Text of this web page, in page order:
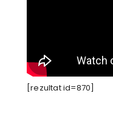
[rezultat id=870]